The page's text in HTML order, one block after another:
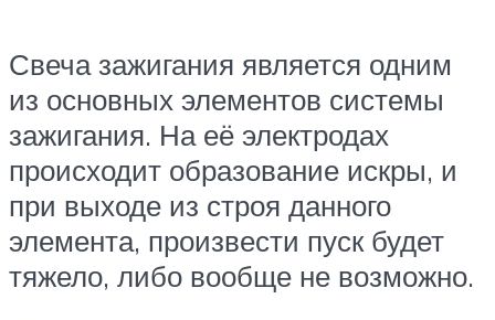
Свеча зажигания является одним
из основных элементов системы
зажигания. На её электродах
происходит образование искры, и
при выходе из строя данного
элемента, произвести пуск будет
тяжело, либо вообще не возможно.